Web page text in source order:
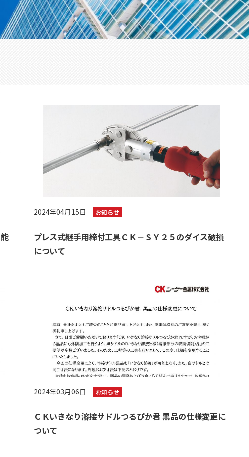
2024年04月15日 お知らせ
プレス式継手用締付工具ＣＫ－ＳＹ２５のダイス破損
について
2024年03月06日 お知らせ
ＣＫいきなり溶接サドルつるぴか君 黒品の仕様変更に
ついて